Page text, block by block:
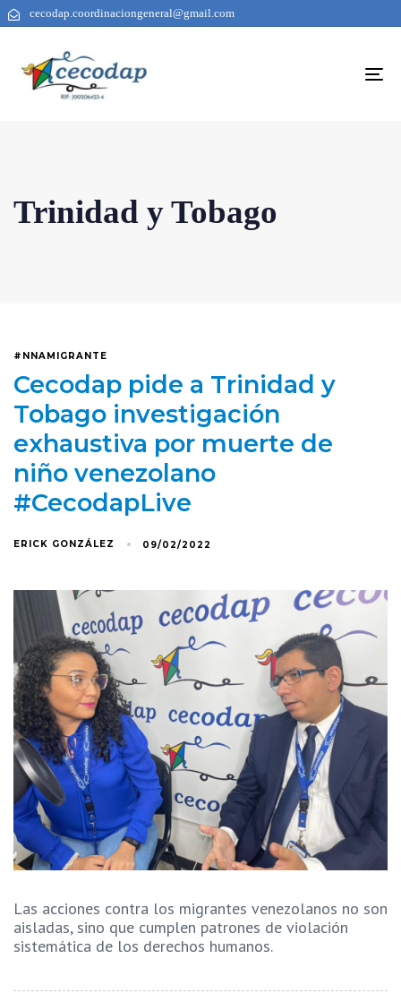
cecodap.coordinaciongeneral@gmail.com
Trinidad y Tobago
#NNAMIGRANTE
Cecodap pide a Trinidad y
Tobago investigación
exhaustiva por muerte de
niño venezolano
#CecodapLive
ERICK GONZÁLEZ 09/02/2022
Las acciones contra los migrantes venezolanos no son
aisladas, sino que cumplen patrones de violación
sistemática de los derechos humanos.